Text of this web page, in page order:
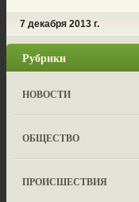
7 декабря 2013 г.
Рубрики
НОВОСТИ
ОБЩЕСТВО
ПРОИСШЕСТВИЯ